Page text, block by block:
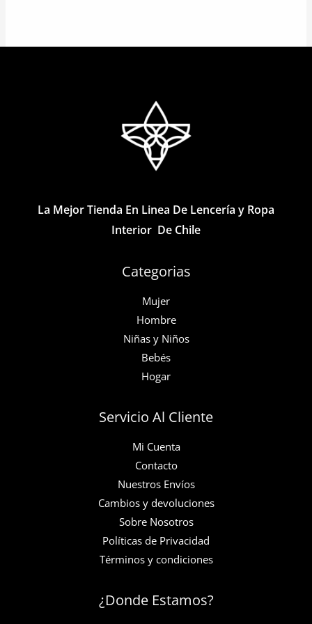
múltiples
página
variantes.
pueden
elegir
de
producto
La Mejor Tienda En Linea De Lencería y Ropa
Interior De Chile
Categorias
Mujer
Hombre
Niñas y Niños
Bebés
Hogar
Servicio Al Cliente
Mi Cuenta
Contacto
Nuestros Envíos
Cambios y devoluciones
Sobre Nosotros
Políticas de Privacidad
Términos y condiciones
¿Donde Estamos?